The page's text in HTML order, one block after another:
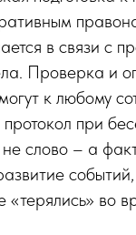
в связи с
Проверка и
к любому
при
слово – а
«терялись» во